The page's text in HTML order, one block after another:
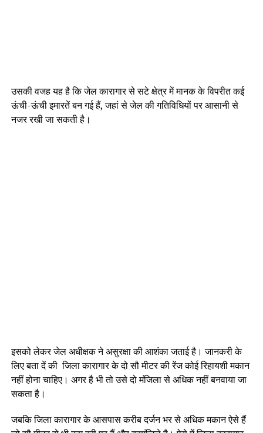
उसकी वजह यह है कि जेल कारागार से सटे क्षेत्र में मानक के विपरीत कई
ऊंची-ऊंची इमारतें बन गई हैं, जहां से जेल की गतिविधियों पर आसानी से
नजर रखी जा सकती है।
इसको लेकर जेल अधीक्षक ने असुरक्षा की आशंका जताई है। जानकरी के
लिए बता दें की जिला कारागार के दो सौ मीटर की रेंज कोई रिहायशी मकान
नहीं होना चाहिए। अगर है भी तो उसे दो मंजिला से अधिक नहीं बनवाया जा
सकता है।
जबकि जिला कारागार के आसपास करीब दर्जन भर से अधिक मकान ऐसे हैं